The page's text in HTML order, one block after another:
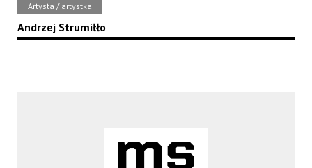
Artysta / artystka
Andrzej Strumiłło